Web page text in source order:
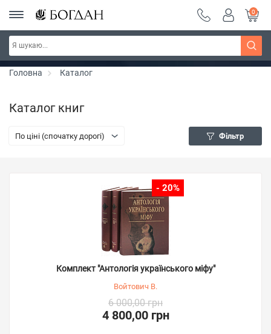
РОЗПРОДАЖ ~ 150 грн ~ 200 грн ~ 250 грн ~
300 грн ~ РОЗПРОДАЖ
Дізнатись більше
0
Головна Каталог
Каталог книг
По ціні (спочатку дорогі) Фільтр
- 20%
Комплект "Антологія українського міфу"
Войтович В.
6 000,00 грн
4 800,00 грн